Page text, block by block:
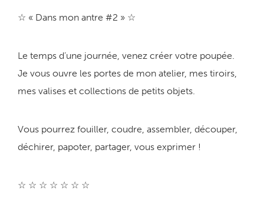
☆ « Dans mon antre #2 » ☆
Le temps d’une journée, venez créer votre poupée.
Je vous ouvre les portes de mon atelier, mes tiroirs,
mes valises et collections de petits objets.
Vous pourrez fouiller, coudre, assembler, découper,
déchirer, papoter, partager, vous exprimer !
☆ ☆ ☆ ☆ ☆ ☆ ☆